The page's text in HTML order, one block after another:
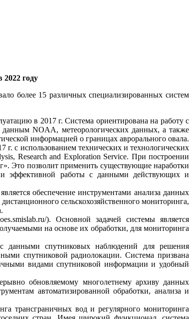
году
более 15 различных специализированных систем
в 2017 г. Система ориентирована на работу с
NOAA, метеорологических данных, а также
информацией о границах аврорального овала.
с использованием технических и технологических
Research and Exploration Service. При построении
Это позволит применить существующие наработки
эффективной работы с данными действующих и
обеспечение инструментами анализа данных
сельскохозяйственного мониторинга,
). Основной задачей системы является
на основе их обработки, для мониторинга
данными спутниковых наблюдений для решения
спутниковой радиолокации. Система призвана
видами спутниковой информации и удобный
обновляемому многолетнему архиву данных
автоматизированной обработки, анализа и
трансграничных вод и регулярного мониторинга